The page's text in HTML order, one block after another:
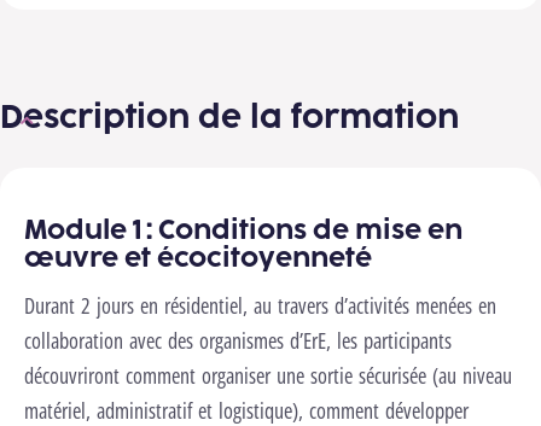
Description de la formation
pour lancer cette vidéo.
Changer les
Module 1 : Conditions de mise en
œuvre et écocitoyenneté
Durant 2 jours en résidentiel, au travers d’activités menées en
collaboration avec des organismes d’ErE, les participants
découvriront comment organiser une sortie sécurisée (au niveau
matériel, administratif et logistique), comment développer